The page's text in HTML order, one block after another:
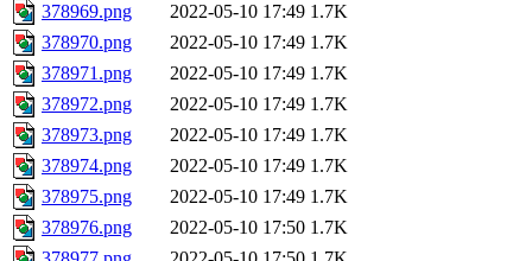
378969.png
2022-05-10 17:49 1.7K
378970.png
2022-05-10 17:49 1.7K
378971.png
2022-05-10 17:49 1.7K
378972.png
2022-05-10 17:49 1.7K
378973.png
2022-05-10 17:49 1.7K
378974.png
2022-05-10 17:49 1.7K
378975.png
2022-05-10 17:49 1.7K
378976.png
2022-05-10 17:50 1.7K